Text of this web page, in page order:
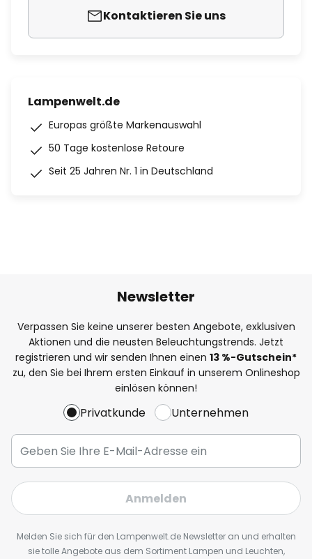
Kontaktieren Sie uns
Lampenwelt.de
Europas größte Markenauswahl
50 Tage kostenlose Retoure
Seit 25 Jahren Nr. 1 in Deutschland
Newsletter
Verpassen Sie keine unserer besten Angebote, exklusiven
Aktionen und die neusten Beleuchtungstrends. Jetzt
registrieren und wir senden Ihnen einen 13 %-Gutschein*
zu, den Sie bei Ihrem ersten Einkauf in unserem Onlineshop
einlösen können!
Privatkunde Unternehmen
Anmelden
Melden Sie sich für den Lampenwelt.de Newsletter an und erhalten
sie tolle Angebote aus dem Sortiment Lampen und Leuchten,